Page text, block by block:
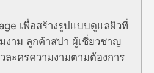
เพื่อสร้างรูปแบบดูแลผิวที่
งาม ลูกค้าสปา ผู้เชี่ยวชาญ
ละครความงามตามต้องการ